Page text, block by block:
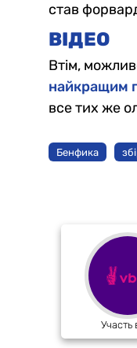
став
ВІДЕО
Втім,
найкращим
все тих же
Бенфика
Участь